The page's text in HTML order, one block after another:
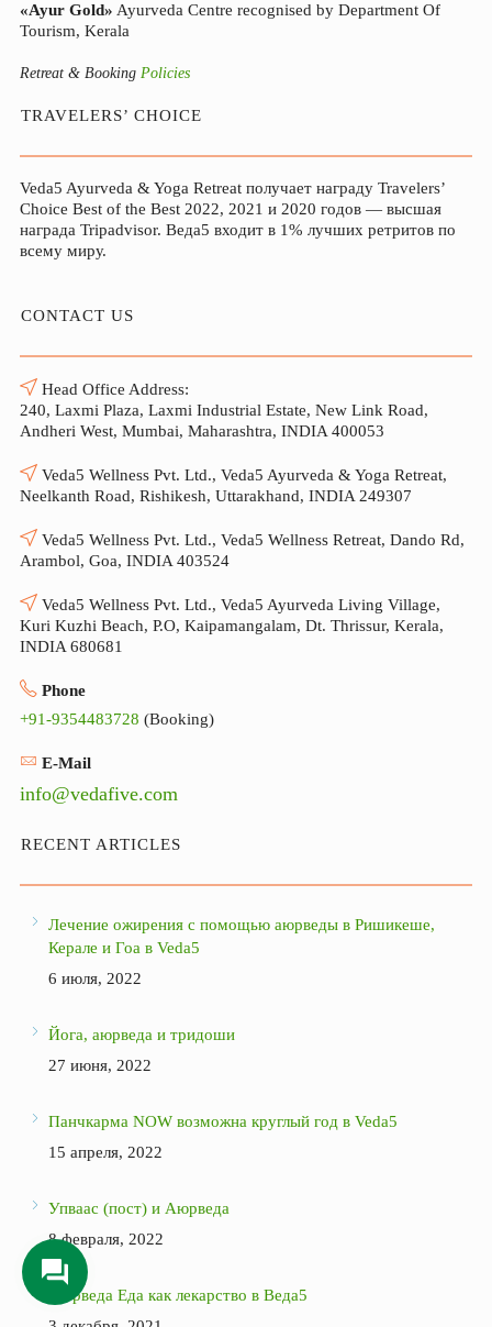
«Ayur Gold» Ayurveda Centre recognised by Department Of
Tourism, Kerala
Retreat & Booking Policies
TRAVELERS’ CHOICE
Veda5 Ayurveda & Yoga Retreat получает награду Travelers’
Choice Best of the Best 2022, 2021 и 2020 годов — высшая
награда Tripadvisor. Веда5 входит в 1% лучших ретритов по
всему миру.
CONTACT US
Head Office Address:
240, Laxmi Plaza, Laxmi Industrial Estate, New Link Road,
Andheri West, Mumbai, Maharashtra, INDIA 400053
Veda5 Wellness Pvt. Ltd., Veda5 Ayurveda & Yoga Retreat,
Neelkanth Road, Rishikesh, Uttarakhand, INDIA 249307
Veda5 Wellness Pvt. Ltd., Veda5 Wellness Retreat, Dando Rd,
Arambol, Goa, INDIA 403524
Veda5 Wellness Pvt. Ltd., Veda5 Ayurveda Living Village,
Kuri Kuzhi Beach, P.O, Kaipamangalam, Dt. Thrissur, Kerala,
INDIA 680681
Phone
+91-9354483728 (Booking)
E-Mail
info@vedafive.com
RECENT ARTICLES
Лечение ожирения с помощью аюрведы в Ришикеше,
Керале и Гоа в Veda5
6 июля, 2022
Йога, аюрведа и тридоши
27 июня, 2022
Панчкарма NOW возможна круглый год в Veda5
15 апреля, 2022
Упваас (пост) и Аюрведа
8 февраля, 2022
Аюрведа Еда как лекарство в Веда5